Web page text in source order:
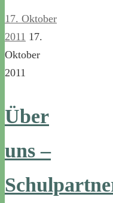
17. Oktober
2011 17.
Oktober
2011
Über
uns –